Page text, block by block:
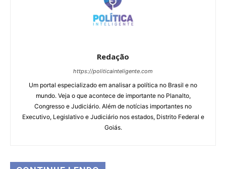
Redação
https://politicainteligente.com
Um portal especializado em analisar a política no Brasil e no
mundo. Veja o que acontece de importante no Planalto,
Congresso e Judiciário. Além de notícias importantes no
Executivo, Legislativo e Judiciário nos estados, Distrito Federal e
Goiás.